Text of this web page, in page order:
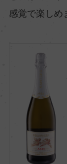
感覚で楽しめ